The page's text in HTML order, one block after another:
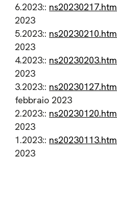
6.2023:: ns20230217.htm
2023
5.2023:: ns20230210.htm
2023
4.2023:: ns20230203.htm
2023
3.2023:: ns20230127.htm
febbraio 2023
2.2023:: ns20230120.htm
2023
1.2023:: ns20230113.htm
2023